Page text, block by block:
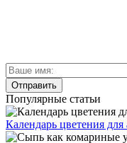
Популярные статьи
Календарь цветения для